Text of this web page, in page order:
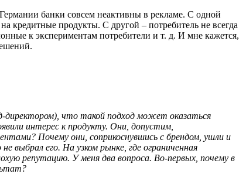
банки совсем неактивны в рекламе. С одной
кредитные продукты. С другой – потребитель не всегда
к экспериментам потребители и т. д. И мне кажется,
директором), что такой подход может оказаться
интерес к продукту. Они, допустим,
Почему они, соприкоснувшись с брендом, ушли и
выбрал его. На узком рынке, где ограниченная
репутацию. У меня два вопроса. Во-первых, почему в